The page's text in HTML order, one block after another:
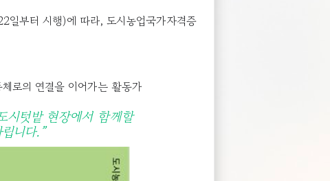
일부터 시행)에 따라, 도시농업국가자격증
로의 연결을 이어가는 활동가
시텃밭 현장에서 함께할
니다.”